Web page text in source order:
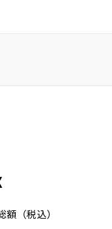
額 （税込）